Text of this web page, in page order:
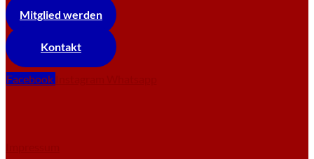
Mitglied werden
Kontakt
Facebook